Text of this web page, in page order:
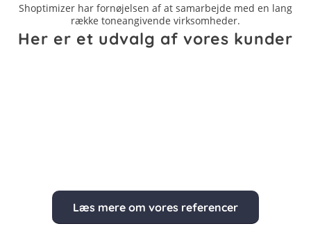
Shoptimizer har fornøjelsen af at samarbejde med en lang
række toneangivende virksomheder.
Her er et udvalg af vores kunder
Læs mere om vores referencer